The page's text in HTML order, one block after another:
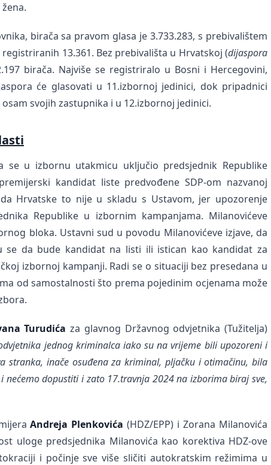
birača sa pravom glasa je 3.733.283, s prebivalištem
13.361. Bez prebivališta u Hrvatskoj (dijaspora
birača. Najviše se registriralo u Bosni i Hercegovini,
će glasovati u 11.izbornoj jedinici, dok pripadnici
svojih zastupnika i u 12.izbornoj jedinici.
se u izbornu utakmicu uključio predsjednik Republike
kandidat liste predvođene SDP-om nazvanoj
Hrvatske to nije u skladu s Ustavom, jer upozorenje
Republike u izbornim kampanjama. Milanovićeve
bloka. Ustavni sud u povodu Milanovićeve izjave, da
se da bude kandidat na listi ili istican kao kandidat za
izbornoj kampanji. Radi se o situaciji bez presedana u
od samostalnosti što prema pojedinim ocjenama može
Turudića za glavnog Državnog odvjetnika (Tužitelja)
jednog kriminalca iako su na vrijeme bili upozoreni i
stranka, inače osuđena za kriminal, pljačku i otimačinu, bila
nećemo dopustiti i zato 17.travnja 2024 na izborima biraj sve,
Andreja Plenkovića (HDZ/EPP) i Zorana Milanovića
uloge predsjednika Milanovića kao korektiva HDZ-ove
i počinje sve više sličiti autokratskim režimima u